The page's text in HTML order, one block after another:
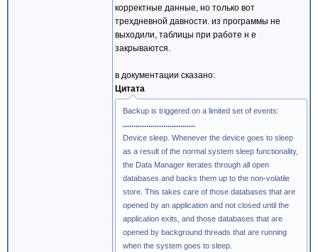
корректные данные, но только вот
трехдневной давности. из программы не
выходили, таблицы при работе н е
закрываются.
в документации сказано:
Цитата
Backup is triggered on a limited set of events:
..................................
Device sleep. Whenever the device goes to sleep
as a result of the normal system sleep functionality,
the Data Manager iterates through all open
databases and backs them up to the non-volatile
store. This takes care of those databases that are
opened by an application and not closed until the
application exits, and those databases that are
opened by background threads that are running
when the system goes to sleep.